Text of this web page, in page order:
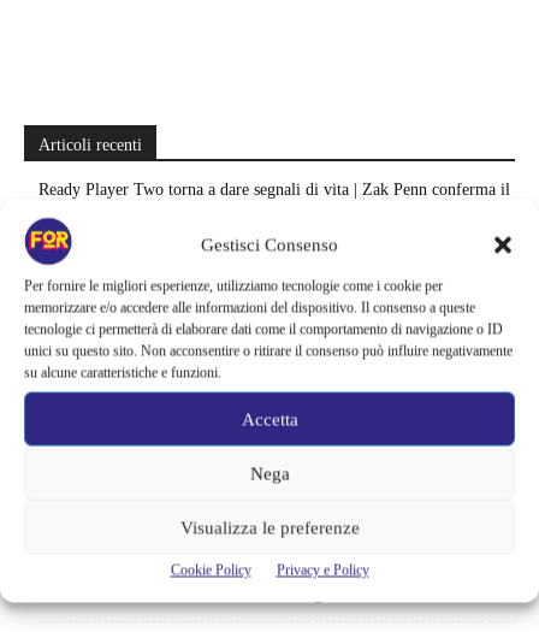
Gestisci Consenso
Per fornire le migliori esperienze, utilizziamo tecnologie come i cookie per
memorizzare e/o accedere alle informazioni del dispositivo. Il consenso a queste
tecnologie ci permetterà di elaborare dati come il comportamento di navigazione o ID
unici su questo sito. Non acconsentire o ritirare il consenso può influire negativamente
su alcune caratteristiche e funzioni.
Accetta
Nega
Visualizza le preferenze
Cookie Policy Privacy e Policy
Articoli recenti
Ready Player Two torna a dare segnali di vita | Zak Penn conferma il
lavoro sul sequel: cosa manca per far partire il film
Sky e NOW svelano le uscite di agosto 2026 | Serie, film e
documentari in arrivo: i titoli da non perdere
Spider-Man: Brand New Day riapre una vecchia ferita | Il finale
alimenta una nuova teoria: il dettaglio che coinvolge i due più amati
Barbie 2 rischia di saltare | Warner Bros. ha pochi mesi per trovare un
accordo: il dubbio che divide Hollywood
nuovo survival horror: una vacanza diventa una trappola
La paura dell’altezza torna al cinema | Il sequel di Fall cambia